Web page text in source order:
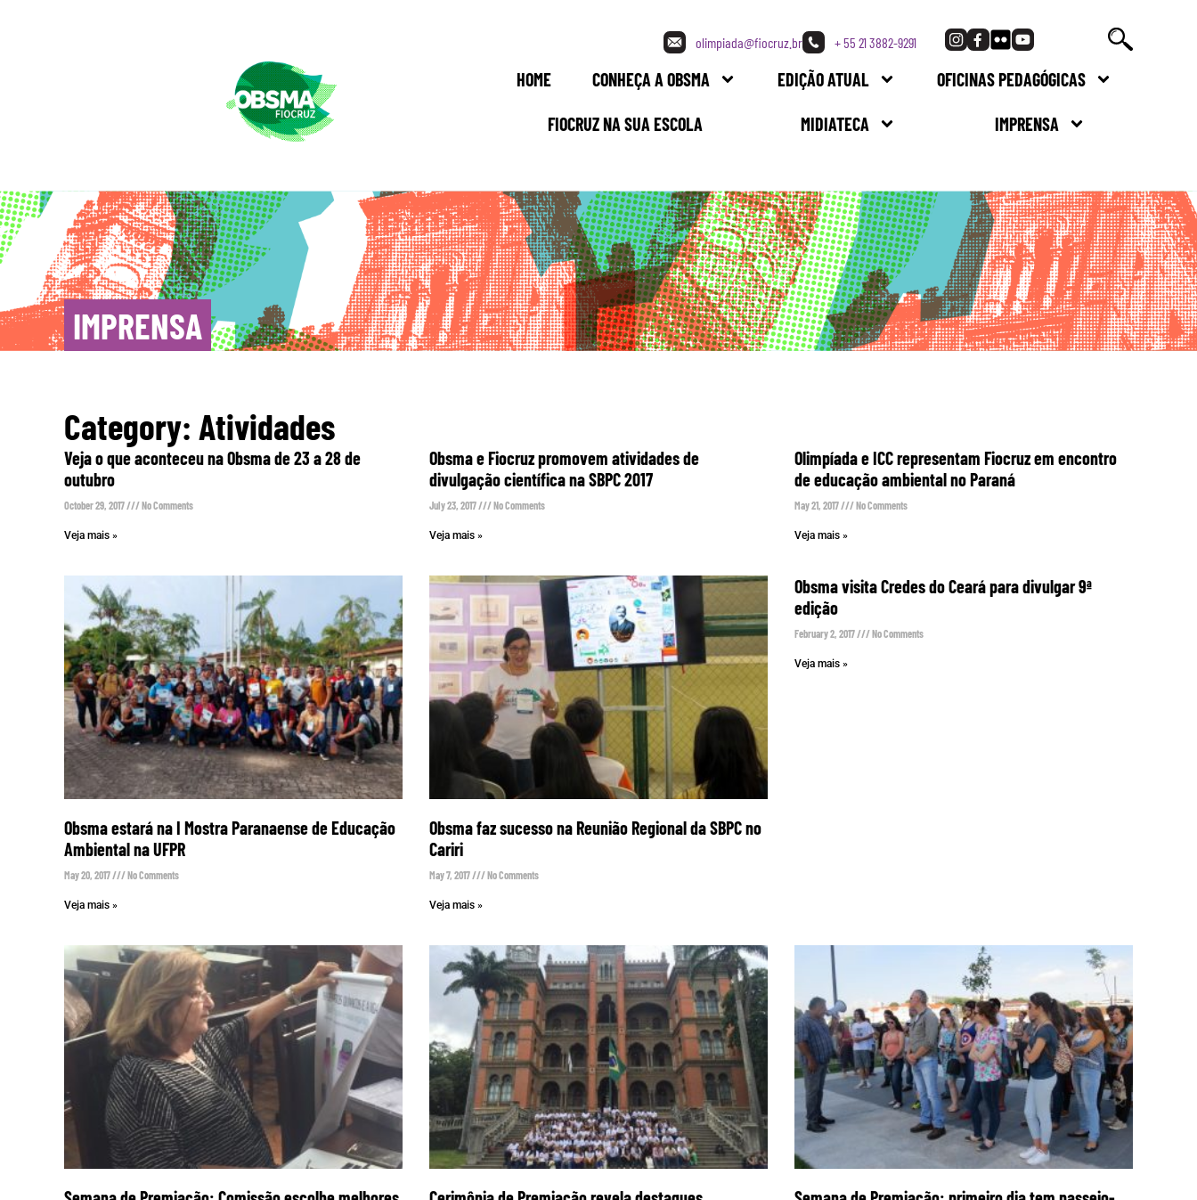
olimpiada@fiocruz.br + 55 21 3882-9291
HOME CONHEÇA A OBSMA EDIÇÃO ATUAL OFICINAS PEDAGÓGICAS
FIOCRUZ NA SUA ESCOLA MIDIATECA IMPRENSA
IMPRENSA
Category: Atividades
Veja o que aconteceu na Obsma de 23 a 28 de
outubro
October 29, 2017 No Comments
Veja mais »
Obsma e Fiocruz promovem atividades de
divulgação científica na SBPC 2017
July 23, 2017 No Comments
Veja mais »
Olimpíada e ICC representam Fiocruz em encontro
de educação ambiental no Paraná
May 21, 2017 No Comments
Veja mais »
Obsma estará na I Mostra Paranaense de Educação
Ambiental na UFPR
May 20, 2017 No Comments
Veja mais »
Obsma faz sucesso na Reunião Regional da SBPC no
Cariri
May 7, 2017 No Comments
Veja mais »
Obsma visita Credes do Ceará para divulgar 9ª
edição
February 2, 2017 No Comments
Veja mais »